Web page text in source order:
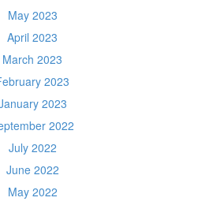
May 2023
April 2023
March 2023
2023
2023
2022
July 2022
June 2022
May 2022